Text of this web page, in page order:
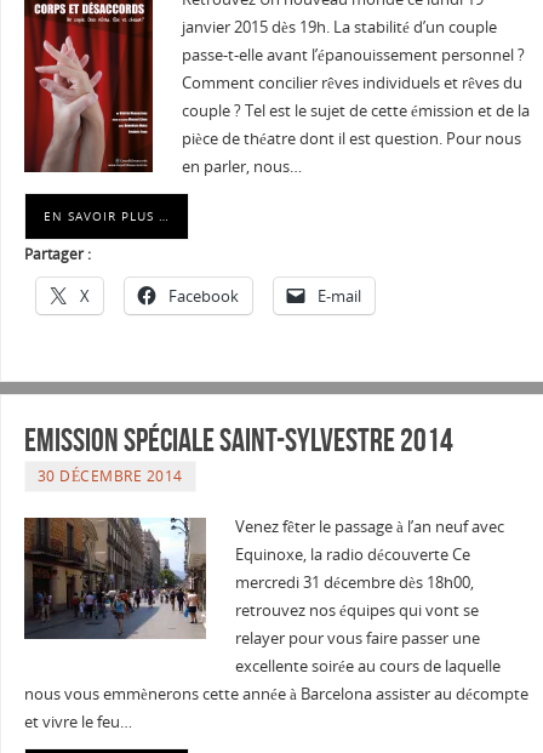
janvier 2015 dès 19h. La stabilité d’un couple
passe-t-elle avant l’épanouissement personnel ?
Comment concilier rêves individuels et rêves du
couple ? Tel est le sujet de cette émission et de la
pièce de théatre dont il est question. Pour nous
en parler, nous…
EN SAVOIR PLUS …
Partager :
X Facebook E-mail
Emission spéciale Saint-Sylvestre 2014
30 DÉCEMBRE 2014
Venez fêter le passage à l’an neuf avec
Equinoxe, la radio découverte Ce
mercredi 31 décembre dès 18h00,
retrouvez nos équipes qui vont se
relayer pour vous faire passer une
excellente soirée au cours de laquelle
nous vous emmènerons cette année à Barcelona assister au décompte
et vivre le feu…